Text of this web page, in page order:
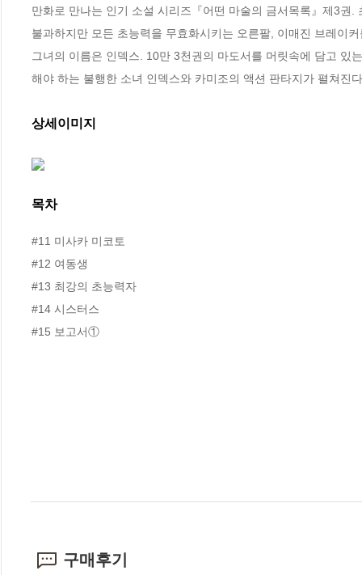
만화로 만나는 인기 소설 시리즈『어떤 마술의 금서목록』제3권
불과하지만 모든 초능력을 무효화시키는 오른팔, 이매진 브레이
그녀의 이름은 인덱스. 10만 3천권의 마도서를 머릿속에 담고 있
해야 하는 불행한 소녀 인덱스와 카미조의 액션 판타지가 펼쳐진
상세이미지
목차
#11 미사카 미코토
#12 여동생
#13 최강의 초능력자
#14 시스터스
#15 보고서①
구매후기